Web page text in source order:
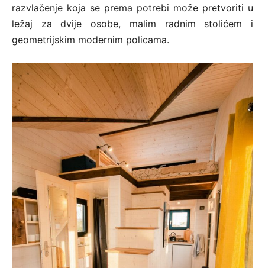
razvlačenje koja se prema potrebi može pretvoriti u
ležaj za dvije osobe, malim radnim stolićem i
geometrijskim modernim policama.